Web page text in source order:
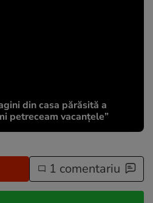
din casa părăsită a
petreceam vacanțele”
1 comentariu